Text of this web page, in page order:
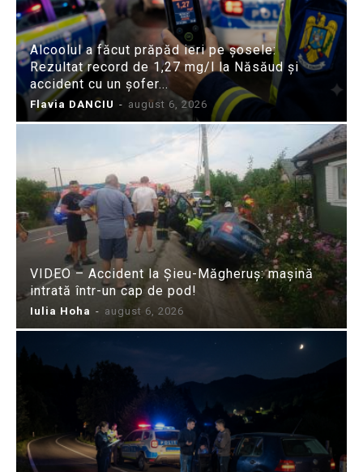
Alcoolul a făcut prăpăd ieri pe șosele:
Rezultat record de 1,27 mg/l la Năsăud și
accident cu un șofer...
Flavia DANCIU - august 6, 2026
VIDEO – Accident la Șieu-Măgheruș: mașină
intrată într-un cap de pod!
Iulia Hoha - august 6, 2026